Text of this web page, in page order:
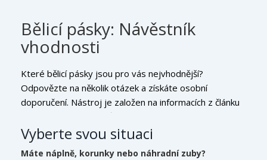
Bělicí pásky: Návěstník
vhodnosti
Které bělicí pásky jsou pro vás nejvhodnější?
Odpovězte na několik otázek a získáte osobní
doporučení. Nástroj je založen na informacích z článku
a doporučeních zubařů.
Vyberte svou situaci
Máte náplně, korunky nebo náhradní zuby?